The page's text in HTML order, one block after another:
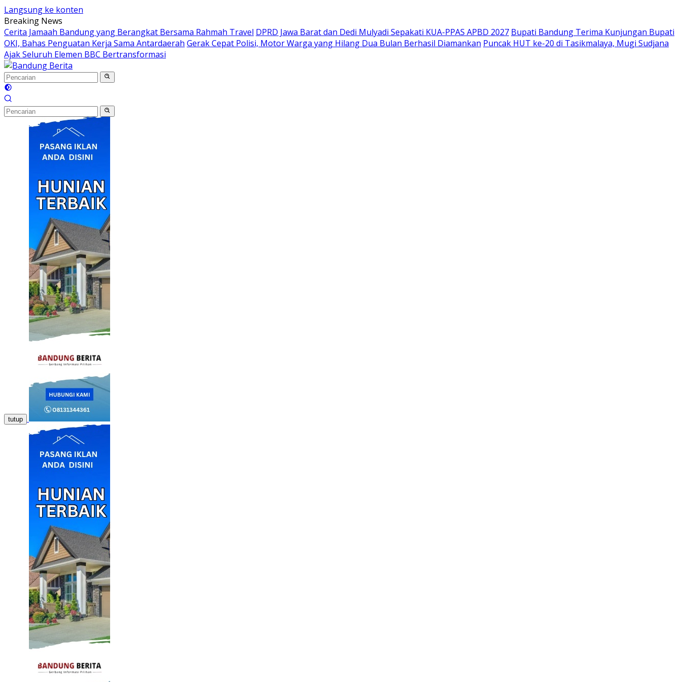
Langsung ke konten
Breaking News
Cerita Jamaah Bandung yang Berangkat Bersama Rahmah Travel DPRD Jawa Barat dan Dedi Mulyadi Sepakati KUA-PPAS APBD 2027 Bupati Bandung Terima Kunjungan Bupati
OKI, Bahas Penguatan Kerja Sama Antardaerah Gerak Cepat Polisi, Motor Warga yang Hilang Dua Bulan Berhasil Diamankan Puncak HUT ke-20 di Tasikmalaya, Mugi Sudjana
Ajak Seluruh Elemen BBC Bertransformasi
tutup